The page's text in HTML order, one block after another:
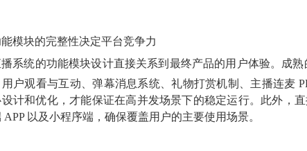
模块的完整性决定平台竞争力
系统的功能模块设计直接关系到最终产品的用户体验。成
户观看与互动、弹幕消息系统、礼物打赏机制、主播连麦
计和优化，才能保证在高并发场景下的稳定运行。此外，
APP 以及小程序端，确保覆盖用户的主要使用场景。